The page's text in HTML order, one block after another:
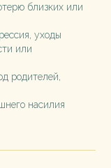
близких или
уходы
или
родителей,
насилия